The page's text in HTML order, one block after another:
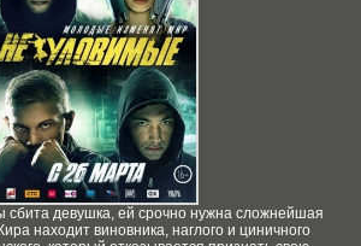
сбита девушка, ей срочно нужна сложнейшая
находит виновника, наглого и циничного